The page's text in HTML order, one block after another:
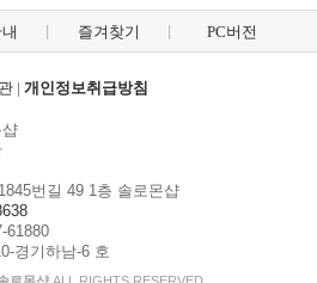
즐겨찾기 PC버전
| 개인정보취급방침
번길 49 1층 솔로몬샵
61880
경기하남-6 호